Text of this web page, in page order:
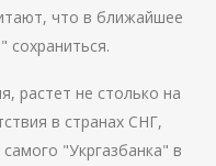
что в ближайшее
сохраниться.
растет не столько на
в странах СНГ,
"Укргазбанка" в